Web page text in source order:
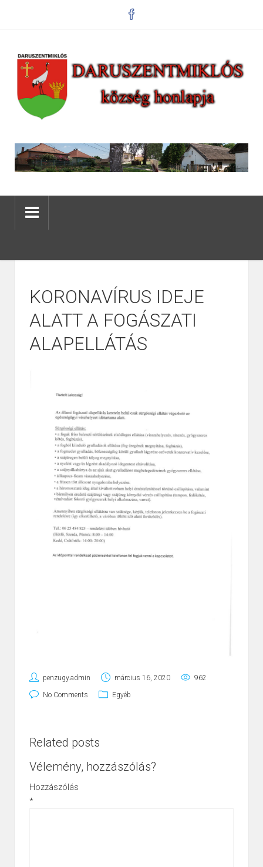
KORONAVÍRUS IDEJE
ALATT A FOGÁSZATI
ALAPELLÁTÁS
penzugy.admin március 16, 2020 962
No Comments Egyéb
Related posts
Vélemény, hozzászólás?
Hozzászólás
*